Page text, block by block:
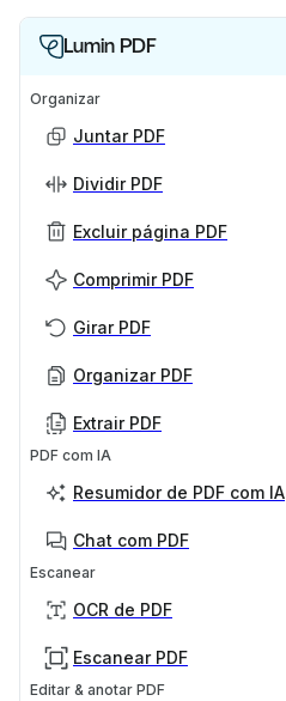
Lumin PDF
Organizar
Juntar PDF
Dividir PDF
Excluir página PDF
Comprimir PDF
Girar PDF
Organizar PDF
Extrair PDF
PDF com IA
Resumidor de PDF com IA
Chat com PDF
Escanear
OCR de PDF
Escanear PDF
Editar & anotar PDF